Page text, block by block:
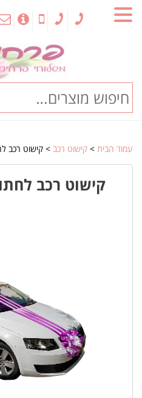
עמוד הבית > קישוט רכב > קישוט רכב
קישוט רכב